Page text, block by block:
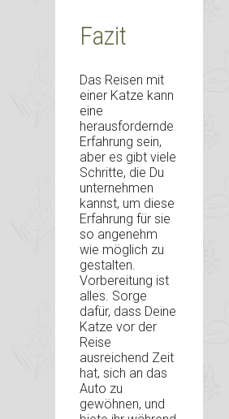
Fazit
Das Reisen mit
einer Katze kann
eine
herausfordernde
Erfahrung sein,
aber es gibt viele
Schritte, die Du
unternehmen
kannst, um diese
Erfahrung für sie
so angenehm
wie möglich zu
gestalten.
Vorbereitung ist
alles. Sorge
dafür, dass Deine
Katze vor der
Reise
ausreichend Zeit
hat, sich an das
Auto zu
gewöhnen, und